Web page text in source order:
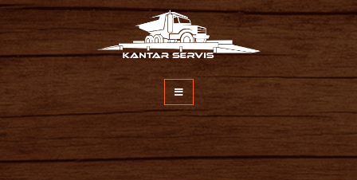
İçeriğe
atla
Kantar Servisi